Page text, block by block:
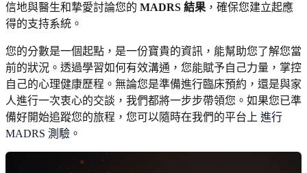
信地與醫生和摯愛討論您的 MADRS 結果 ，確保您建立起應
得的支持系統。
您的分數是一個起點，是一份寶貴的資訊，能幫助您了解您當
前的狀況。透過學習如何有效溝通，您能賦予自己力量，掌控
自己的心理健康歷程。無論您是準備進行臨床預約，還是與家
人進行一次衷心的交談，我們都將一步步帶領您。如果您已準
備好開始追蹤您的旅程，您可以隨時在我們的平台上 進行
MADRS 測驗 。